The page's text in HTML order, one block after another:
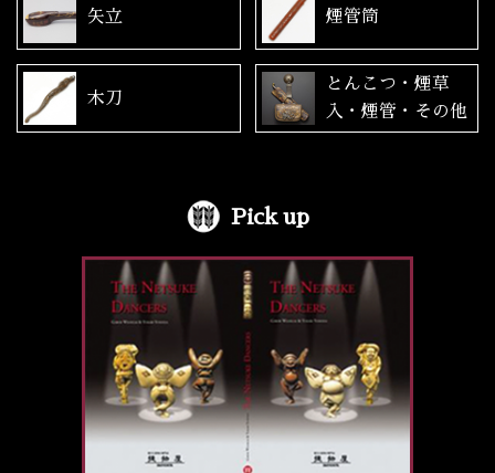
矢立 煙管筒
木刀
とんこつ・煙草
入・煙管・その他
Pick up